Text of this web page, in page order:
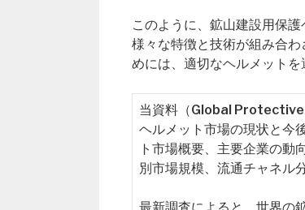
このように、鉱山建設用保
様々な特徴と技術が組み合
めには、適切なヘルメットを
当資料（Global
ヘルメット市場の現状と今
ト市場概要、主要企業の動
別市場規模、流通チャネル